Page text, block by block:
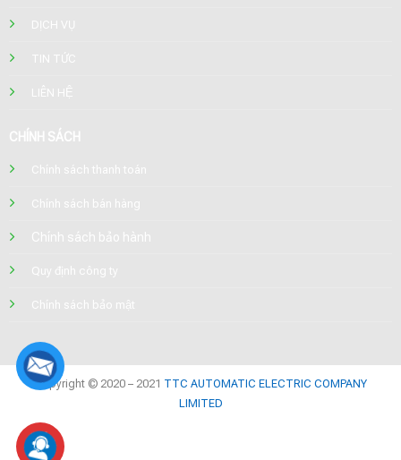
DỊCH VỤ
TIN TỨC
LIÊN HỆ
CHÍNH SÁCH
Chính sách thanh toán
Chính sách bán hàng
Chính sách bảo hành
Quy định công ty
Chính sách bảo mật
Copyright © 2020 – 2021 TTC AUTOMATIC ELECTRIC COMPANY
LIMITED